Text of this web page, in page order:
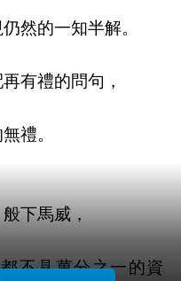
然的一知半解。
有禮的問句，
禮。
下馬威，
不具萬分之一的資